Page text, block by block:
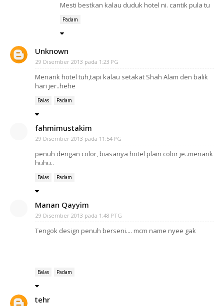
Mesti bestkan kalau duduk hotel ni. cantik pula tu
Padam
Unknown
29 Disember 2013 pada 1:23 PG
Menarik hotel tuh,tapi kalau setakat Shah Alam den balik
hari jer..hehe
Balas Padam
fahmimustakim
29 Disember 2013 pada 11:54 PG
penuh dengan color, biasanya hotel plain color je..menarik
huhu..
Balas Padam
Manan Qayyim
29 Disember 2013 pada 1:48 PTG
Tengok design penuh berseni.... mcm name nyee gak
Balas Padam
tehr